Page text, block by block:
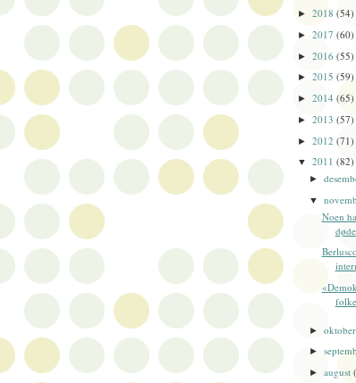
► 2018 (54)
► 2017 (60)
► 2016 (55)
► 2015 (59)
► 2014 (65)
► 2013 (57)
► 2012 (71)
▼ 2011 (82)
►
▼
Noen
►
►
►august